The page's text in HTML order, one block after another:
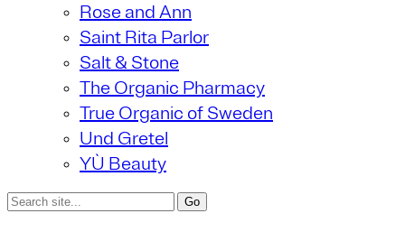
Rose and Ann
Saint Rita Parlor
Salt & Stone
The Organic Pharmacy
True Organic of Sweden
Und Gretel
YÙ Beauty